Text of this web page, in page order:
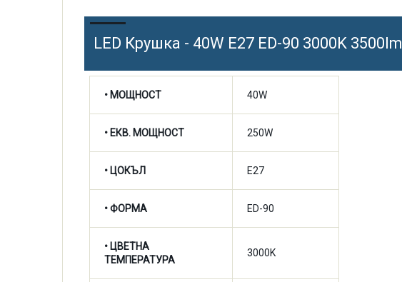
LED Крушка - 40W E27 ED-90 3000K 3500lm
• МОЩНОСТ 40W
• ЕКВ. МОЩНОСТ 250W
• ЦОКЪЛ E27
• ФОРМА ED-90
• ЦВЕТНА
ТЕМПЕРАТУРА
3000K